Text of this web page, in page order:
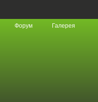
Форум Галерея